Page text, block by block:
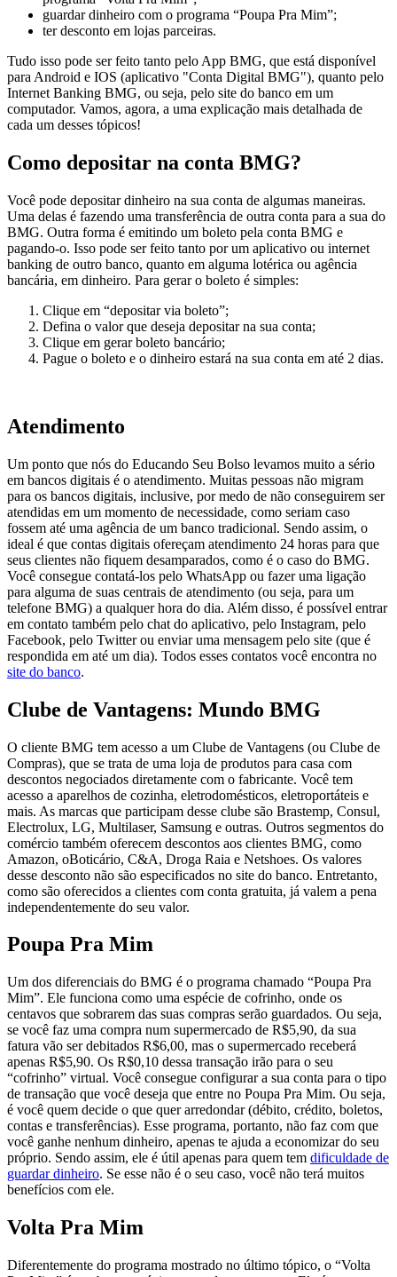
guardar dinheiro com o programa “Poupa Pra Mim”;
ter desconto em lojas parceiras.
Tudo isso pode ser feito tanto pelo App BMG, que está disponível
para Android e IOS (aplicativo "Conta Digital BMG"), quanto pelo
Internet Banking BMG, ou seja, pelo site do banco em um
computador. Vamos, agora, a uma explicação mais detalhada de
cada um desses tópicos!
Como depositar na conta BMG?
Você pode depositar dinheiro na sua conta de algumas maneiras.
Uma delas é fazendo uma transferência de outra conta para a sua do
BMG. Outra forma é emitindo um boleto pela conta BMG e
pagando-o. Isso pode ser feito tanto por um aplicativo ou internet
banking de outro banco, quanto em alguma lotérica ou agência
bancária, em dinheiro. Para gerar o boleto é simples:
Clique em “depositar via boleto”;
Defina o valor que deseja depositar na sua conta;
Clique em gerar boleto bancário;
Pague o boleto e o dinheiro estará na sua conta em até 2 dias.
Atendimento
Um ponto que nós do Educando Seu Bolso levamos muito a sério
em bancos digitais é o atendimento. Muitas pessoas não migram
para os bancos digitais, inclusive, por medo de não conseguirem ser
atendidas em um momento de necessidade, como seriam caso
fossem até uma agência de um banco tradicional. Sendo assim, o
ideal é que contas digitais ofereçam atendimento 24 horas para que
seus clientes não fiquem desamparados, como é o caso do BMG.
Você consegue contatá-los pelo WhatsApp ou fazer uma ligação
para alguma de suas centrais de atendimento (ou seja, para um
telefone BMG) a qualquer hora do dia. Além disso, é possível entrar
em contato também pelo chat do aplicativo, pelo Instagram, pelo
Facebook, pelo Twitter ou enviar uma mensagem pelo site (que é
respondida em até um dia). Todos esses contatos você encontra no
site do banco.
Clube de Vantagens: Mundo BMG
O cliente BMG tem acesso a um Clube de Vantagens (ou Clube de
Compras), que se trata de uma loja de produtos para casa com
descontos negociados diretamente com o fabricante. Você tem
acesso a aparelhos de cozinha, eletrodomésticos, eletroportáteis e
mais. As marcas que participam desse clube são Brastemp, Consul,
Electrolux, LG, Multilaser, Samsung e outras. Outros segmentos do
comércio também oferecem descontos aos clientes BMG, como
Amazon, oBoticário, C&A, Droga Raia e Netshoes. Os valores
desse desconto não são especificados no site do banco. Entretanto,
como são oferecidos a clientes com conta gratuita, já valem a pena
independentemente do seu valor.
Poupa Pra Mim
Um dos diferenciais do BMG é o programa chamado “Poupa Pra
Mim”. Ele funciona como uma espécie de cofrinho, onde os
centavos que sobrarem das suas compras serão guardados. Ou seja,
se você faz uma compra num supermercado de R$5,90, da sua
fatura vão ser debitados R$6,00, mas o supermercado receberá
apenas R$5,90. Os R$0,10 dessa transação irão para o seu
“cofrinho” virtual. Você consegue configurar a sua conta para o tipo
de transação que você deseja que entre no Poupa Pra Mim. Ou seja,
é você quem decide o que quer arredondar (débito, crédito, boletos,
contas e transferências). Esse programa, portanto, não faz com que
você ganhe nenhum dinheiro, apenas te ajuda a economizar do seu
próprio. Sendo assim, ele é útil apenas para quem tem dificuldade de
guardar dinheiro. Se esse não é o seu caso, você não terá muitos
benefícios com ele.
Volta Pra Mim
Diferentemente do programa mostrado no último tópico, o “Volta